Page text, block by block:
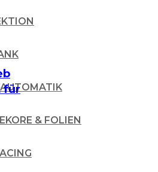
& FOLIEN
für